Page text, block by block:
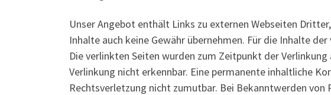
Unser Angebot enthält Links zu externen Webseiten
Inhalte auch keine Gewähr übernehmen. Für die Inhalte
Die verlinkten Seiten wurden zum Zeitpunkt der
Verlinkung nicht erkennbar. Eine permanente inhaltliche
Rechtsverletzung nicht zumutbar. Bei Bekanntwerden